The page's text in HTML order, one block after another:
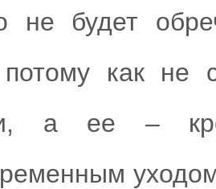
не будет
как не
а ее –